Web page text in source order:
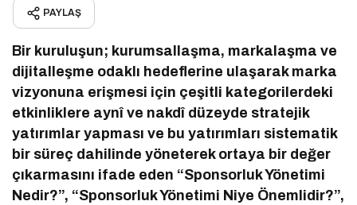
PAYLAŞ
Bir kuruluşun; kurumsallaşma, markalaşma ve
dijitalleşme odaklı hedeflerine ulaşarak marka
vizyonuna erişmesi için çeşitli kategorilerdeki
etkinliklere aynî ve nakdî düzeyde stratejik
yatırımlar yapması ve bu yatırımları sistematik
bir süreç dahilinde yöneterek ortaya bir değer
çıkarmasını ifade eden “Sponsorluk Yönetimi
Nedir?”, “Sponsorluk Yönetimi Niye Önemlidir?”,